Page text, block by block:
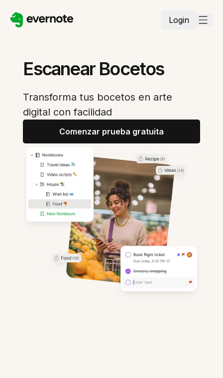
Login
Escanear Bocetos
Transforma tus bocetos en arte
digital con facilidad
Comenzar prueba gratuita